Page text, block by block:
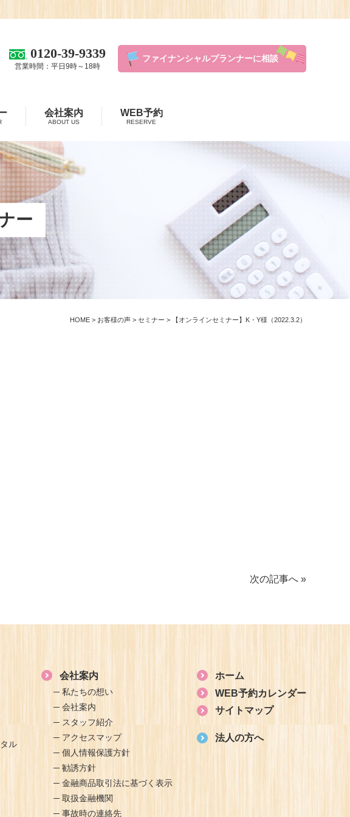
0120-39-9339
営業時間：平日9時～18時
ファイナンシャルプランナーに相談
会社案内
ABOUT US
WEB予約
RESERVE
ナー
HOME > お客様の声 > セミナー > 【オンラインセミナー】K・Y様（2022.3.2）
次の記事へ »
ル
会社案内
私たちの想い
会社案内
スタッフ紹介
アクセスマップ
個人情報保護方針
勧誘方針
金融商品取引法に基づく表示
取扱金融機関
事故時の連絡先
ホーム
WEB予約カレンダー
サイトマップ
法人の方へ